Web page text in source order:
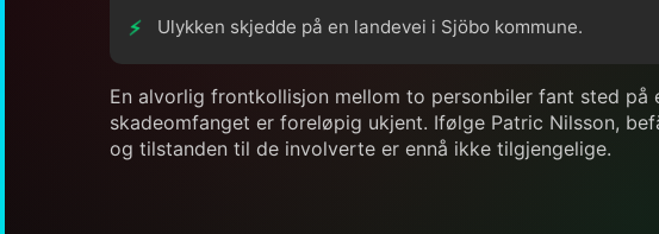
Ulykken skjedde på en landevei i Sjöbo kommune.
En alvorlig frontkollisjon mellom to personbiler fant sted
skadeomfanget er foreløpig ukjent. Ifølge Patric Nilsson,
og tilstanden til de involverte er ennå ikke tilgjengelige.